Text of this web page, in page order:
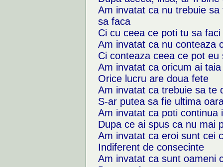
Am invatat ca nu trebuie
sa faca
Ci cu ceea ce poti tu sa faci
Am invatat ca nu conteaza
Ci conteaza ceea ce pot
Am invatat ca oricum ai taia
Orice lucru are doua fete
Am invatat ca trebuie sa te
S-ar putea sa fie ultima
Am invatat ca poti continua
Dupa ce ai spus ca nu mai
Am invatat ca eroi sunt cei
Indiferent de consecinte
Am invatat ca sunt oameni